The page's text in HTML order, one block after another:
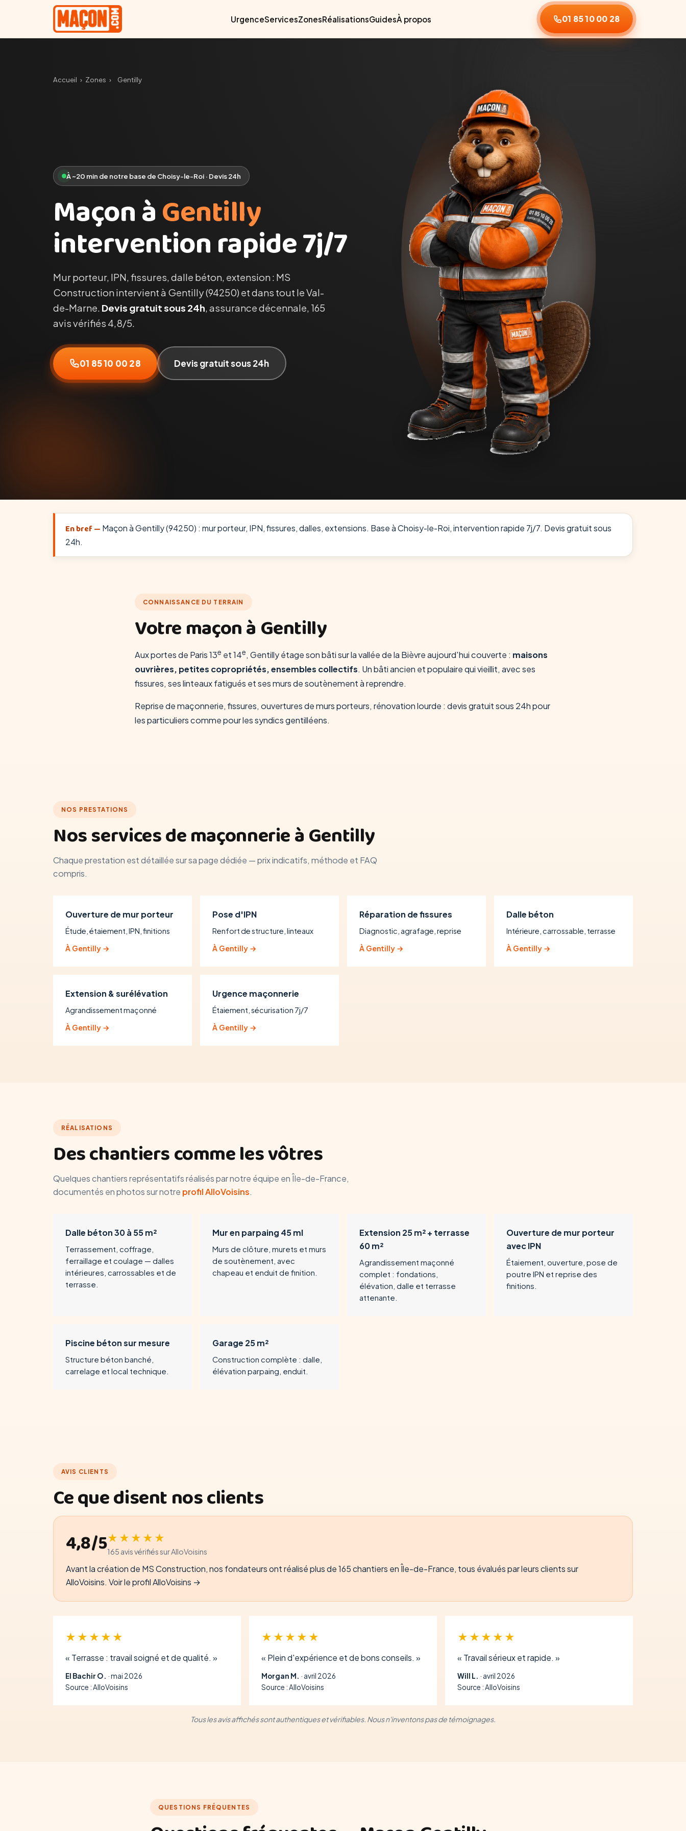
UrgenceServicesZonesRéalisationsGuidesÀ propos 01 85 10 00 28
Accueil › Zones › Gentilly
À ~20 min de notre base de Choisy-le-Roi · Devis 24h
Maçon àGentilly
intervention rapide 7j/7
Mur porteur, IPN, fissures, dalle béton, extension : MS
Construction intervient à Gentilly (94250) et dans tout le Val-
de-Marne. Devis gratuit sous 24h, assurance décennale, 165
avis vérifiés 4,8/5.
01 85 10 00 28 Devis gratuit sous 24h
En bref — Maçon à Gentilly (94250) : mur porteur, IPN, fissures, dalles, extensions. Base à Choisy-le-Roi, intervention rapide 7j/7. Devis gratuit sous
24h.
CONNAISSANCE DU TERRAIN
Votre maçon à Gentilly
Aux portes de Paris 13e et 14e, Gentilly étage son bâti sur la vallée de la Bièvre aujourd'hui couverte : maisons
ouvrières, petites copropriétés, ensembles collectifs. Un bâti ancien et populaire qui vieillit, avec ses
fissures, ses linteaux fatigués et ses murs de soutènement à reprendre.
Reprise de maçonnerie, fissures, ouvertures de murs porteurs, rénovation lourde : devis gratuit sous 24h pour
les particuliers comme pour les syndics gentilléens.
NOS PRESTATIONS
Nos services de maçonnerie à Gentilly
Chaque prestation est détaillée sur sa page dédiée — prix indicatifs, méthode et FAQ
compris.
Ouverture de mur porteur
Étude, étaiement, IPN, finitions
À Gentilly →
Pose d'IPN
Renfort de structure, linteaux
À Gentilly →
Réparation de fissures
Diagnostic, agrafage, reprise
À Gentilly →
Dalle béton
Intérieure, carrossable, terrasse
À Gentilly →
Extension & surélévation
Agrandissement maçonné
À Gentilly →
Urgence maçonnerie
Étaiement, sécurisation 7j/7
À Gentilly →
RÉALISATIONS
Des chantiers comme les vôtres
Quelques chantiers représentatifs réalisés par notre équipe en Île-de-France,
documentés en photos sur notre profil AlloVoisins.
Dalle béton 30 à 55 m²
Terrassement, coffrage,
ferraillage et coulage — dalles
intérieures, carrossables et de
terrasse.
Mur en parpaing 45 ml
Murs de clôture, murets et murs
de soutènement, avec
chapeau et enduit de finition.
Extension 25 m² + terrasse
60 m²
Agrandissement maçonné
complet : fondations,
élévation, dalle et terrasse
attenante.
Ouverture de mur porteur
avec IPN
Étaiement, ouverture, pose de
poutre IPN et reprise des
finitions.
Piscine béton sur mesure
Structure béton banché,
carrelage et local technique.
Garage 25 m²
Construction complète : dalle,
élévation parpaing, enduit.
AVIS CLIENTS
Ce que disent nos clients
4,8/5★★★★★
165 avis vérifiés sur AlloVoisins
Avant la création de MS Construction, nos fondateurs ont réalisé plus de 165 chantiers en Île-de-France, tous évalués par leurs clients sur
AlloVoisins. Voir le profil AlloVoisins →
★★★★★
« Terrasse : travail soigné et de qualité. »
El Bachir O. · mai 2026
Source : AlloVoisins
★★★★★
« Plein d'expérience et de bons conseils. »
Morgan M. · avril 2026
Source : AlloVoisins
★★★★★
« Travail sérieux et rapide. »
Will L. · avril 2026
Source : AlloVoisins
Tous les avis affichés sont authentiques et vérifiables. Nous n'inventons pas de témoignages.
QUESTIONS FRÉQUENTES